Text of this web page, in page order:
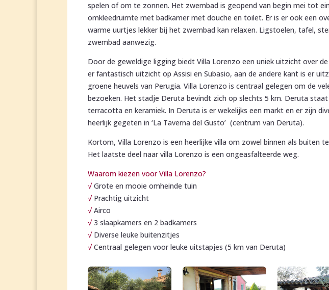
spelen of om te zonnen. Het zwembad is geopend van begin mei tot
omkleedruimte met badkamer met douche en toilet. Er is er ook een
warme uurtjes lekker bij het zwembad kan relaxen. Ligstoelen, tafel,
zwembad aanwezig.
Door de geweldige ligging biedt Villa Lorenzo een uniek uitzicht over
er fantastisch uitzicht op Assisi en Subasio, aan de andere kant is er
groene heuvels van Perugia. Villa Lorenzo is centraal gelegen om de
bezoeken. Het stadje Deruta bevindt zich op slechts 5 km. Deruta
terracotta en keramiek. In Deruta is er wekelijks een markt en er zijn
heerlijk gegeten in ‘La Taverna del Gusto’ (centrum van Deruta).
Kortom, Villa Lorenzo is een heerlijke villa om zowel binnen als buiten
Het laatste deel naar villa Lorenzo is een ongeasfalteerde weg.
Waarom kiezen voor Villa Lorenzo?
√Grote en mooie omheinde tuin
√Prachtig uitzicht
√Airco
√3 slaapkamers en 2 badkamers
√Diverse leuke buitenzitjes
√Centraal gelegen voor leuke uitstapjes (5 km van Deruta)